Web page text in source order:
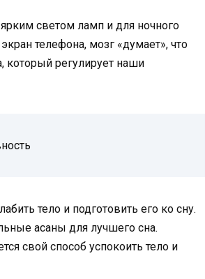
светом ламп и для ночного
телефона, мозг «думает», что
который регулирует наши
тело и подготовить его ко сну.
асаны для лучшего сна.
свой способ успокоить тело и